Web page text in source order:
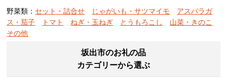
野菜類： セット・詰合せ じゃがいも・サツマイモ
アスパラガ
ス・茄子
トマト ねぎ・玉ねぎ とうもろこし
山菜・きのこ
その他
坂出市のお礼の品
カテゴリーから選ぶ